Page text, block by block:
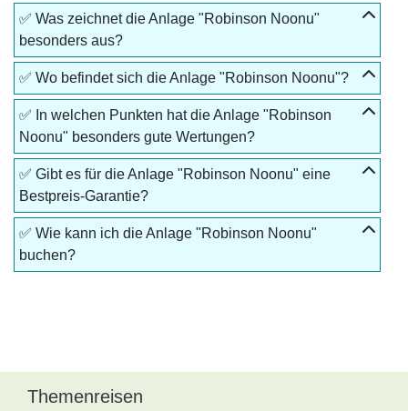
✅ Was zeichnet die Anlage "Robinson Noonu"
besonders aus?
✅ Wo befindet sich die Anlage "Robinson Noonu"?
✅ In welchen Punkten hat die Anlage "Robinson
Noonu" besonders gute Wertungen?
✅ Gibt es für die Anlage "Robinson Noonu" eine
Bestpreis-Garantie?
✅ Wie kann ich die Anlage "Robinson Noonu"
buchen?
Themenreisen